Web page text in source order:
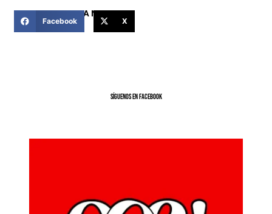
COMPARTIR ESTA NOTICIA
Facebook X
SíGUENOS EN FACEBOOK